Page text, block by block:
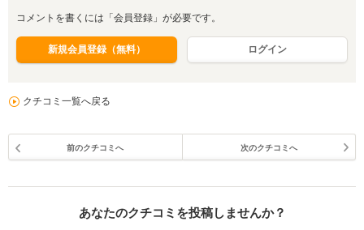
コメントを書くには「会員登録」が必要です。
新規会員登録（無料） ログイン
クチコミ一覧へ戻る
前のクチコミへ 次のクチコミへ
あなたのクチコミを投稿しませんか？